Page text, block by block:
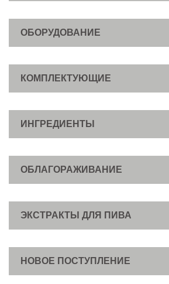
ОБОРУДОВАНИЕ
КОМПЛЕКТУЮЩИЕ
ИНГРЕДИЕНТЫ
ОБЛАГОРАЖИВАНИЕ
ЭКСТРАКТЫ ДЛЯ ПИВА
НОВОЕ ПОСТУПЛЕНИЕ